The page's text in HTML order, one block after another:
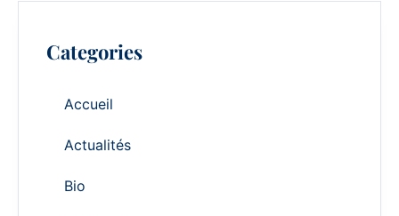
Categories
Accueil
Actualités
Bio